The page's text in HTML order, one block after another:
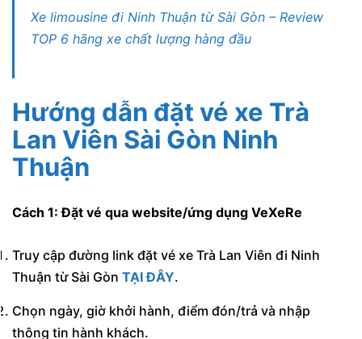
Xe limousine đi Ninh Thuận từ Sài Gòn – Review
TOP 6 hãng xe chất lượng hàng đầu
Hướng dẫn đặt vé xe Trà
Lan Viên Sài Gòn Ninh
Thuận
Cách 1: Đặt vé qua website/ứng dụng VeXeRe
Truy cập đường link đặt vé xe Trà Lan Viên đi Ninh
Thuận từ Sài Gòn TẠI ĐÂY.
Chọn ngày, giờ khởi hành, điểm đón/trả và nhập
thông tin hành khách.